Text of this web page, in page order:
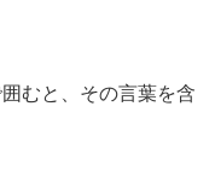
むと、その言葉を含